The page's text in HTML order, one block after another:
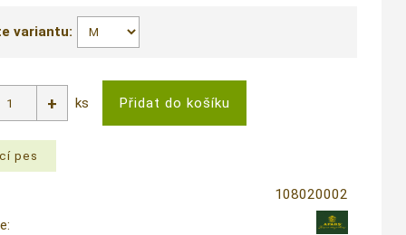
variantu:
ks
108020002